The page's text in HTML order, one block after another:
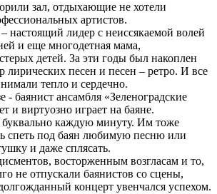
зал, отдыхающие не хотели
артистов.
настоящий лидер с неиссякаемой волей
и еще многодетная мама,
детей. За эти годы был накоплен
лирических песен и песен – ретро. И все
тепло и сердечно.
баянист ансамбля «Зеленоградские
и виртуозно играет на баяне.
каждую минуту. Им тоже
спеть под баян любимую песню или
и даже сплясать.
восторженным возгласам и то,
не отпускали баянистов со сцены,
концерт увенчался успехом.